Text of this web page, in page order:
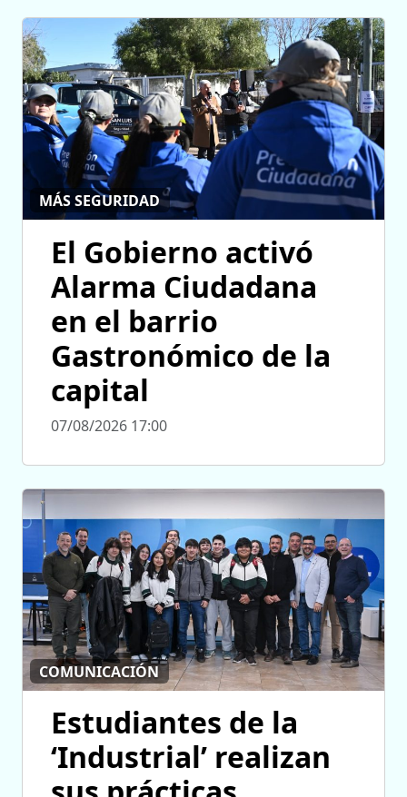
MÁS SEGURIDAD
El Gobierno activó
Alarma Ciudadana
en el barrio
Gastronómico de la
capital
07/08/2026 17:00
COMUNICACIÓN
Estudiantes de la
‘Industrial’ realizan